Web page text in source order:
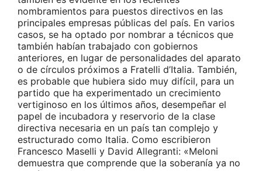
nombramientos para puestos directivos en las
principales empresas públicas del país. En varios
casos, se ha optado por nombrar a técnicos que
también habían trabajado con gobiernos
anteriores, en lugar de personalidades del aparato
o de círculos próximos a Fratelli d’Italia. También,
es probable que hubiera sido muy difícil, para un
partido que ha experimentado un crecimiento
vertiginoso en los últimos años, desempeñar el
papel de incubadora y reservorio de la clase
directiva necesaria en un país tan complejo y
estructurado como Italia. Como escribieron
Francesco Maselli y David Allegranti: «Meloni
demuestra que comprende que la soberanía ya no